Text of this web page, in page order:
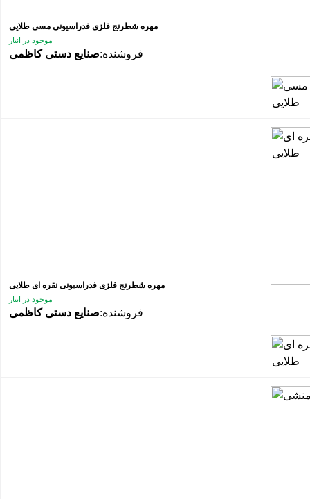
مهره شطرنج فلزی فدراسیونی مسی طلایی
موجود در انبار
فروشنده:صنایع دستی کاظمی
مهره شطرنج فلزی فدراسیونی نقره ای طلایی
موجود در انبار
فروشنده:صنایع دستی کاظمی